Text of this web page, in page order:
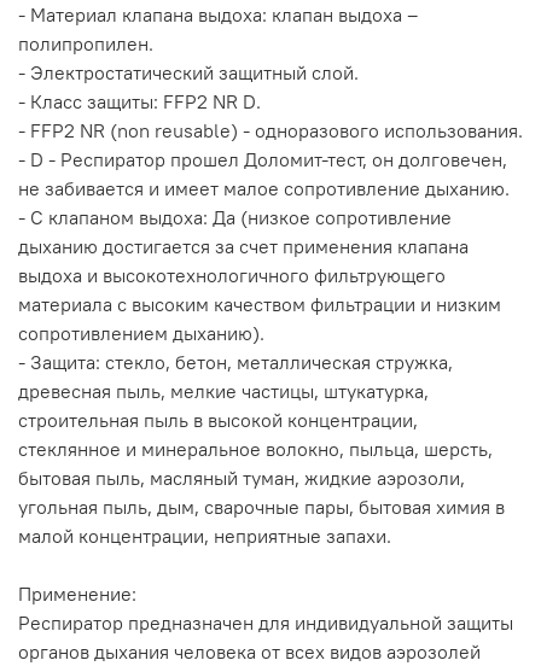
- Материал клапана выдоха: клапан выдоха –
полипропилен.
- Электростатический защитный слой.
- Класс защиты: FFP2 NR D.
- FFP2 NR (non reusable) - одноразового использования.
- D - Респиратор прошел Доломит-тест, он долговечен,
не забивается и имеет малое сопротивление дыханию.
- С клапаном выдоха: Да (низкое сопротивление
дыханию достигается за счет применения клапана
выдоха и высокотехнологичного фильтрующего
материала с высоким качеством фильтрации и низким
сопротивлением дыханию).
- Защита: стекло, бетон, металлическая стружка,
древесная пыль, мелкие частицы, штукатурка,
строительная пыль в высокой концентрации,
стеклянное и минеральное волокно, пыльца, шерсть,
бытовая пыль, масляный туман, жидкие аэрозоли,
угольная пыль, дым, сварочные пары, бытовая химия в
малой концентрации, неприятные запахи.
Применение:
Респиратор предназначен для индивидуальной защиты
органов дыхания человека от всех видов аэрозолей